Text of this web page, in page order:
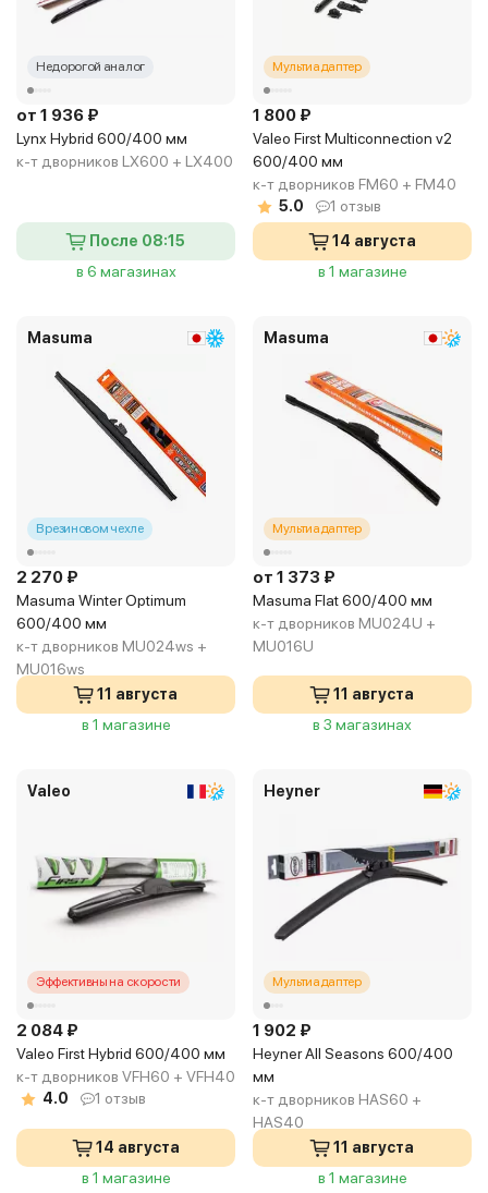
Недорогой аналог
от 1 936 ₽
Lynx Hybrid 600/400 мм
к-т дворников LX600 + LX400
После 08:15
в 6 магазинах
Мультиадаптер
1 800 ₽
Valeo First Multiconnection v2
600/400 мм
к-т дворников FM60 + FM40
5.0
1 отзыв
14 августа
в 1 магазине
Masuma
В резиновом чехле
2 270 ₽
Masuma Winter Optimum
600/400 мм
к-т дворников MU024ws +
MU016ws
11 августа
в 1 магазине
Masuma
Мультиадаптер
от 1 373 ₽
Masuma Flat 600/400 мм
к-т дворников MU024U +
MU016U
11 августа
в 3 магазинах
Valeo
Эффективны на скорости
2 084 ₽
Valeo First Hybrid 600/400 мм
к-т дворников VFH60 + VFH40
4.0
1 отзыв
14 августа
в 1 магазине
Heyner
Мультиадаптер
1 902 ₽
Heyner All Seasons 600/400
мм
к-т дворников HAS60 +
HAS40
11 августа
в 1 магазине